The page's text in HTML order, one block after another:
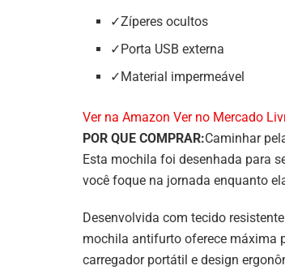
✓Zíperes ocultos
✓Porta USB externa
✓Material impermeável
Ver na Amazon Ver no Mercado
POR QUE COMPRAR:Caminhar
Esta mochila foi desenhada para
você foque na jornada enquanto
Desenvolvida com tecido
mochila antifurto oferece máxima
carregador portátil e design